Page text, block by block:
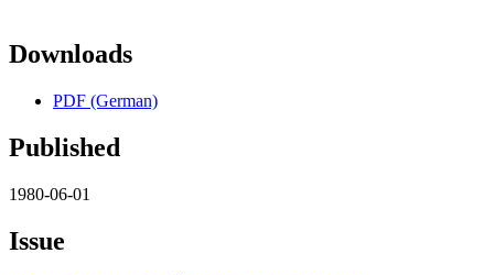
Downloads
PDF (German)
Published
1980-06-01
Issue